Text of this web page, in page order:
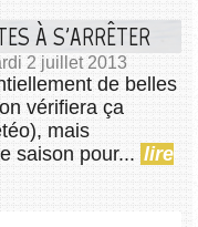
À S'ARRÊTER
2 juillet 2013
de belles
vérifiera ça
mais
saison pour... lire